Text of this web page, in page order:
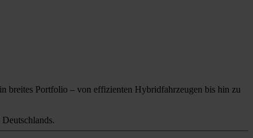
breites Portfolio – von effizienten Hybridfahrzeugen bis hin zu